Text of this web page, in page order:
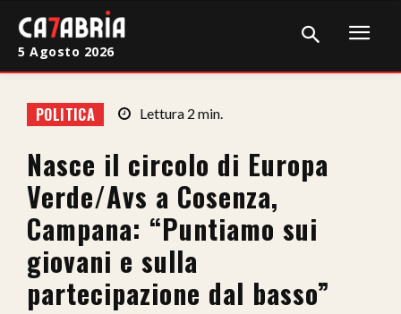
Cronaca
Giudiziaria
Politica
Sport
Attualità
5 Agosto 2026
POLITICA Lettura 2 min.
Nasce il circolo di Europa
Verde/Avs a Cosenza,
Campana: “Puntiamo sui
giovani e sulla
partecipazione dal basso”